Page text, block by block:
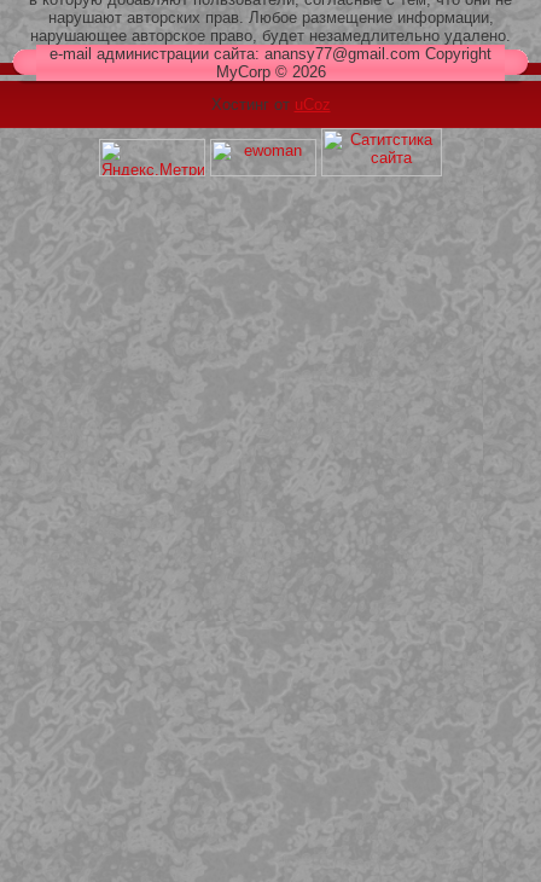
209 Белая кофта из ленточного
кружева
нарушают авторских прав. Любое размещение информации,
нарушающее авторское право, будет незамедлительно удалено.
e-mail администрации сайта: anansy77@gmail.com Copyright
MyCorp © 2026
Хостинг от uCoz